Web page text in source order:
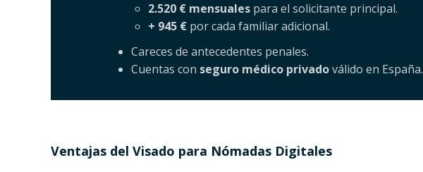
2.520 € mensuales para el solicitante principal.
+ 945 € por cada familiar adicional.
Careces de antecedentes penales.
Cuentas con seguro médico privadoválido en España.
Ventajas del Visado para Nómadas Digitales